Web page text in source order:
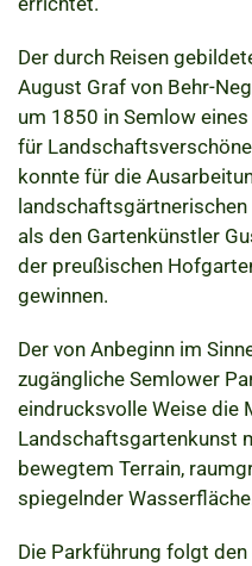
Der durch Reisen
August Graf von Behr-
um 1850 in Semlow
für
konnte für die
als den Gartenkünstler
der preußischen
gewinnen.
Der von Anbeginn im
zugängliche Semlower
eindrucksvolle Weise die
Landschaftsgartenkunst
bewegtem Terrain,
spiegelnder
Die Parkführung folgt